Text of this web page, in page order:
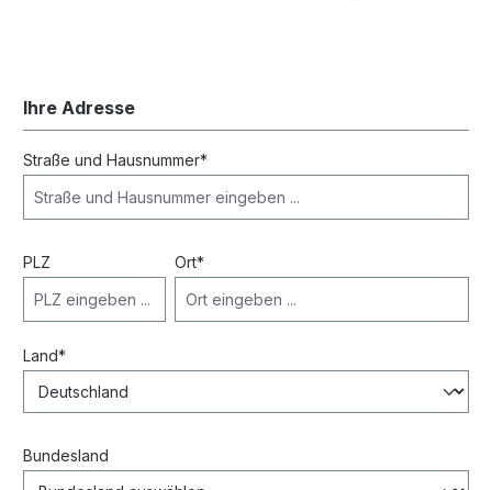
Ihre Adresse
Straße und Hausnummer*
PLZ Ort*
Land*
Bundesland